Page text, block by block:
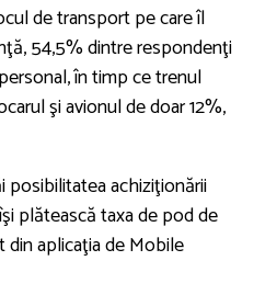
de transport pe care îl
54,5% dintre respondenţi
în timp ce trenul
şi avionul de doar 12%,
posibilitatea achiziţionării
plătească taxa de pod de
din aplicaţia de Mobile